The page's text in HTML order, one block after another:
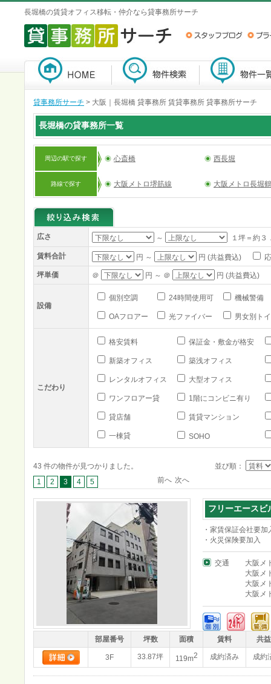
長堀橋の賃貸オフィス移転・仲介なら貸事務所サーチ
貸事務所サーチ > 大阪｜長堀橋 貸事務所 賃貸事務所 貸事務所サーチ
長堀橋の貸事務所一覧
周辺の駅で探す 心斎橋 西長堀
路線で探す 大阪メトロ堺筋線 大阪メトロ長堀
広さ ～ １坪＝約３
賃料合計 円 ～ 円 (共益費込)
坪単価 ＠ 円 ～ ＠ 円 (共益費込)
設備
個別空調 24時間使用可 機械警備
OAフロアー 光ファイバー 男女別ト
こだわり
格安賃料 保証金・敷金が格安
新築オフィス 築浅オフィス
レンタルオフィス 大型オフィス
ワンフロアー貸 1階にコンビニ有り
貸店舗 賃貸マンション
一棟貸 SOHO
43 件の物件が見つかりました。
並び順：
1
2 3 4 5 前へ 次へ
フリーエースビ
・家賃保証会社要加
・火災保険要加入
交通
大阪メ
大阪メ
大阪メ
大阪メ
部屋番号 坪数 面積 賃料 共
3F 33.87坪 119m2 成約済み 成約